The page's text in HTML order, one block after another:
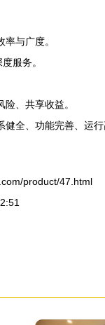
与广度。
服务。
、共享收益。
全、功能完善、运
product/47.html